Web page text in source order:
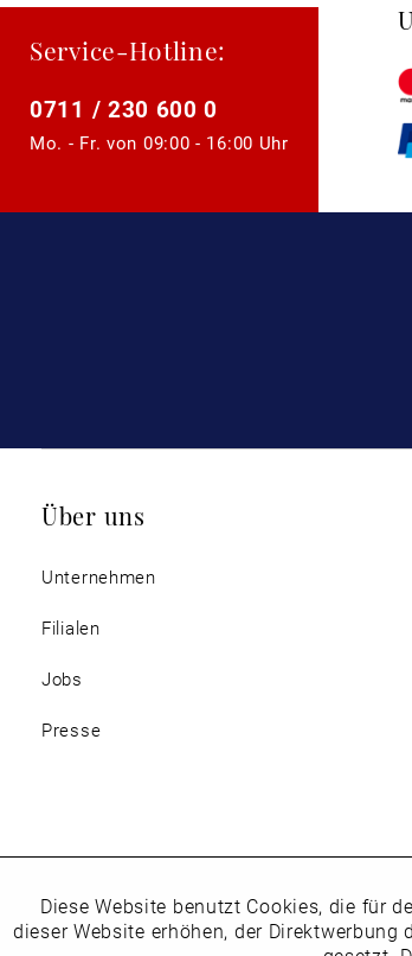
Service-Hotline:
0711 / 230 600 0
Mo. - Fr. von 09:00 - 16:00 Uhr
Über uns
Unternehmen
Filialen
Jobs
Presse
Funktionale
Diese Website benutzt Cookies, die für
dieser Website erhöhen, der